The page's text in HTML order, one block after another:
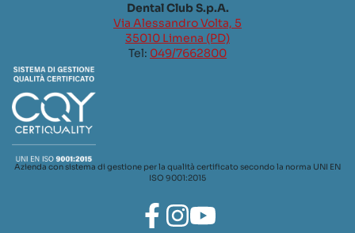
Dental Club S.p.A.
Via Alessandro Volta, 5
35010 Limena (PD)
Tel: 049/7662800
Azienda con sistema di gestione per la qualità certificato secondo la norma UNI EN
ISO 9001:2015